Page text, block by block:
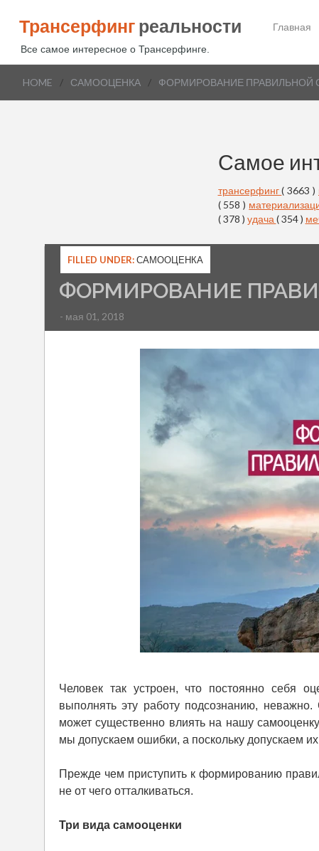
Трансерфинг реальности
Все самое интересное о Трансерфинге.
Главная
HOME / САМООЦЕНКА / ФОРМИРОВАНИЕ ПРАВИЛЬНОЙ
Самое
трансерфинг( 3663 )
( 558 )
( 378 ) удача ( 354 )
FILLED UNDER:САМООЦЕНКА
ФОРМИРОВАНИЕ
- мая 01, 2018
Человек так устроен, что постоянно себя
выполнять эту работу подсознанию,
может существенно влиять на нашу
мы допускаем ошибки, а поскольку допускаем
Прежде чем приступить к формированию
не от чего отталкиваться.
Три вида самооценки